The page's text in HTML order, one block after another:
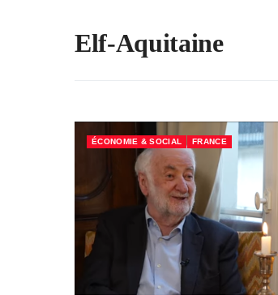
Elf-Aquitaine
ÉCONOMIE & SOCIAL FRANCE